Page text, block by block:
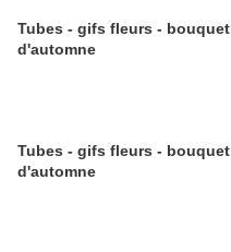
Tubes - gifs fleurs - bouquet
d'automne
Tubes - gifs fleurs - bouquet
d'automne